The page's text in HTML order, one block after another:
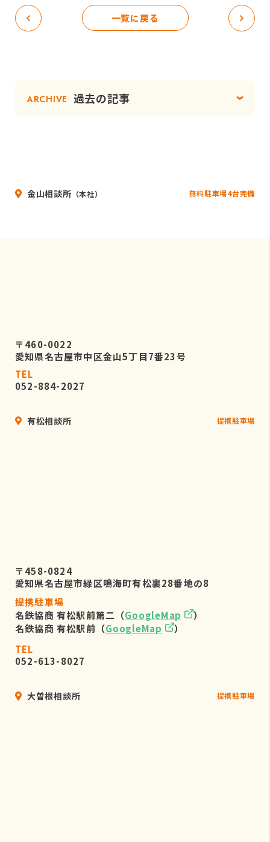
一覧に戻る
ARCHIVE 過去の記事
金山相談所 （本社） 無料駐車場4台完備
〒460-0022
愛知県名古屋市中区金山5丁目7番23号
TEL
052-884-2027
有松相談所 提携駐車場
〒458-0824
愛知県名古屋市緑区鳴海町有松裏28番地の8
提携駐車場
名鉄協商 有松駅前第二（GoogleMap
）
名鉄協商 有松駅前（GoogleMap
）
TEL
052-613-8027
大曽根相談所 提携駐車場